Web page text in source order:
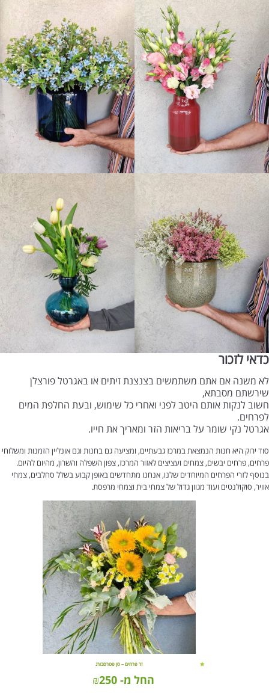
כדאי לזכור
לא משנה אם אתם משתמשים בצנצנת זיתים או באגרטל פורצלן
שירשתם מסבתא,
חשוב לנקות אותם היטב לפני ואחרי כל שימוש, ובעת החלפת המים
לפרחים.
אגרטל נקי שומר על בריאות הזר ומאריך את חייו.
סוד ירוק היא חנות הנמצאת במרכז גבעתיים, ומציעה גם בחנות וגם אונליין הזמנות ומשלוחי
פרחים, פרחים יבשים, צמחים ועציצים לאזור המרכז, צפון השפלה והשרון, מהיום להיום.
בנוסף לזרי הפרחים המיוחדים שלנו, אנחנו מתחדשים באופן קבוע בשלל סחלבים, צמחי
אוויר, סוקולנטים ועוד מגוון גדול של צמחי בית וצמחי מרפסת.
זר פרחים – סן פטרסבורג
החל מ- ₪250